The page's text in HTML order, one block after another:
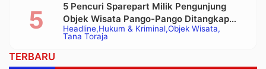
Headline Hukum & Kriminal Objek Wisata
Tana Toraja
5 Pencuri Sparepart Milik Pengunjung
Objek Wisata Pango-Pango Ditangkap
Polisi
TERBARU